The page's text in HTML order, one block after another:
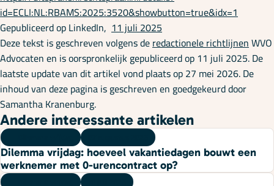
id=ECLI:NL:RBAMS:2025:3520&showbutton=true&idx=1
Gepubliceerd op LinkedIn, 11 juli 2025
Deze tekst is geschreven volgens deredactionele richtlijnenWVO
Advocaten en is oorspronkelijk gepubliceerd op 11 juli 2025. De
laatste update van dit artikel vond plaats op 27 mei 2026. De
inhoud van deze pagina is geschreven en goedgekeurd door
Samantha Kranenburg.
Andere interessante artikelen
Dilemma vrijdag: hoeveel vakantiedagen bouwt een
werknemer met 0-urencontract op?